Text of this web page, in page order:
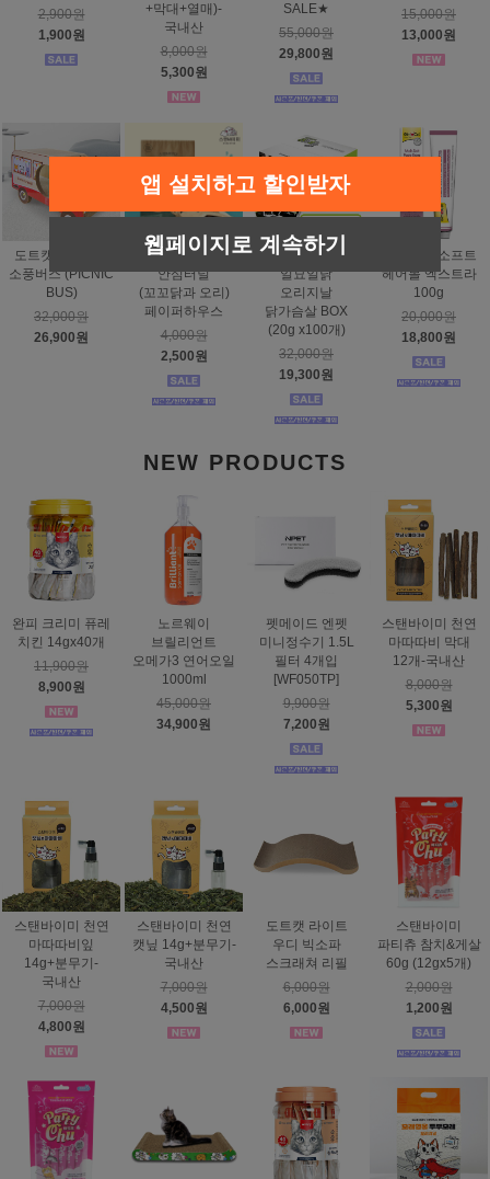
2,900원
1,900원
+막대+열매)-
국내산
8,000원
5,300원
SALE★
55,000원
29,800원
15,000원
13,000원
도트캣 스크래처
소풍버스 (PICNIC
BUS)
32,000원
26,900원
스탠바이미
안심터널
(꼬꼬닭과 오리)
페이퍼하우스
4,000원
2,500원
태비토퍼
일묘일닭
오리지날
닭가슴살 BOX
(20g x100개)
32,000원
19,300원
짐펫 몰트소프트
헤어볼 엑스트라
100g
20,000원
18,800원
NEW PRODUCTS
완피 크리미 퓨레
치킨 14gx40개
11,900원
8,900원
노르웨이
브릴리언트
오메가3 연어오일
1000ml
45,000원
34,900원
펫메이드 엔펫
미니정수기 1.5L
필터 4개입
[WF050TP]
9,900원
7,200원
스탠바이미 천연
마따따비 막대
12개-국내산
8,000원
5,300원
스탠바이미 천연
마따따비잎
14g+분무기-
국내산
7,000원
4,800원
스탠바이미 천연
캣닢 14g+분무기-
국내산
7,000원
4,500원
도트캣 라이트
우디 빅소파
스크래쳐 리필
6,000원
6,000원
스탠바이미
파티츄 참치&게살
60g (12gx5개)
2,000원
1,200원
앱 설치하고 할인받자
웹페이지로 계속하기